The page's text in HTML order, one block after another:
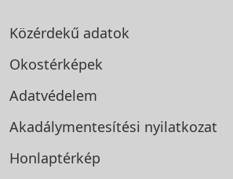
Közérdekű adatok
Okostérképek
Adatvédelem
Akadálymentesítési nyilatkozat
Honlaptérkép